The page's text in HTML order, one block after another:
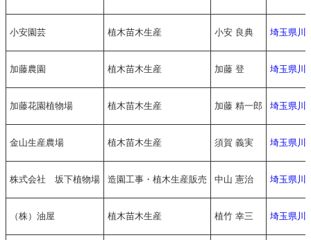
小安園芸 植木苗木生産 小安 良典 埼玉県川
加藤農園 植木苗木生産 加藤 登 埼玉県川
加藤花園植物場 植木苗木生産 加藤 精一郎 埼玉県川
金山生産農場 植木苗木生産 須賀 義実 埼玉県川
株式会社 坂下植物場 造園工事・植木生産販売 中山 憲治 埼玉県川
（株）油屋 植木苗木生産 植竹 幸三 埼玉県川